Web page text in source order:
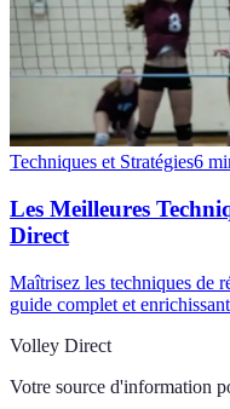
Techniques et Stratégies6
Les Meilleures
Direct
Maîtrisez les techniques de
guide complet et
Volley Direct
Votre source d'information